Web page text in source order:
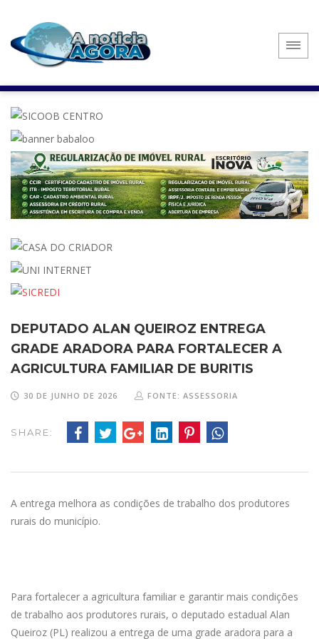
DEPUTADO ALAN QUEIROZ ENTREGA
GRADE ARADORA PARA FORTALECER A
AGRICULTURA FAMILIAR DE BURITIS
30 DE JUNHO DE 2026 FONTE: ASSESSORIA
SHARE:
A entrega melhora as condições de trabalho dos produtores
rurais do município.
Para fortalecer a agricultura familiar e garantir mais condições
de trabalho aos produtores rurais, o deputado estadual Alan
Queiroz (PL) realizou a entrega de uma grade aradora para a